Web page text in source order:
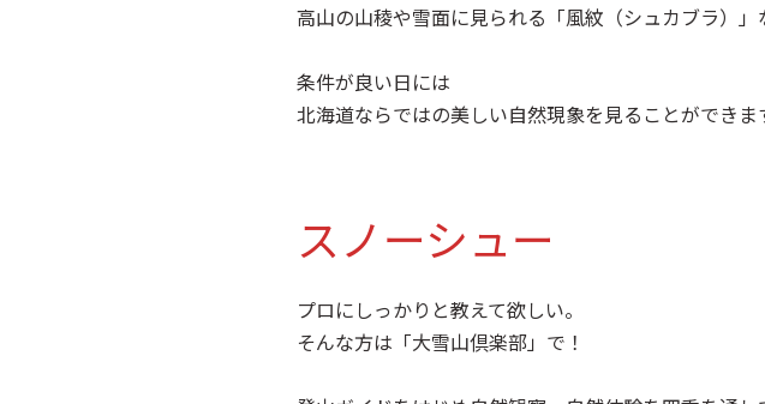
高山の山稜や雪面に見られる「風紋（シュカブラ）」
条件が良い日には
北海道ならではの美しい自然現象を見ることができま
スノーシュー
プロにしっかりと教えて欲しい。
そんな方は「大雪山倶楽部」で！